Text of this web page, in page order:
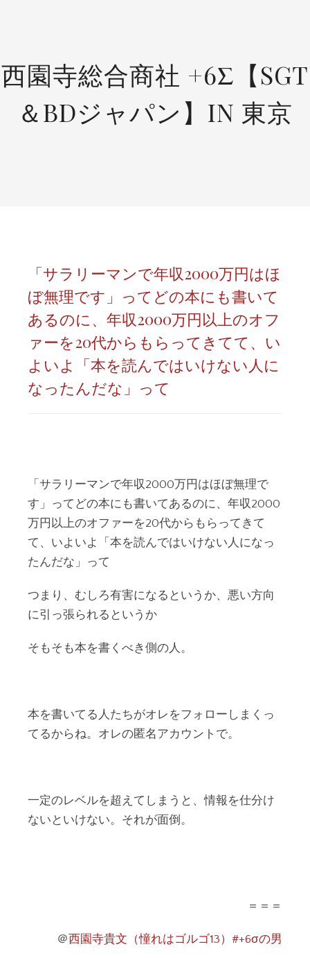
西園寺総合商社 +6Σ【SGT
＆BDジャパン】IN 東京
「サラリーマンで年収2000万円はほ
ぼ無理です」ってどの本にも書いて
あるのに、年収2000万円以上のオフ
ァーを20代からもらってきてて、い
よいよ「本を読んではいけない人に
なったんだな」って
「サラリーマンで年収2000万円はほぼ無理で
す」ってどの本にも書いてあるのに、年収2000
万円以上のオファーを20代からもらってきて
て、いよいよ「本を読んではいけない人になっ
たんだな」って
つまり、むしろ有害になるというか、悪い方向
に引っ張られるというか
そもそも本を書くべき側の人。
本を書いてる人たちがオレをフォローしまくっ
てるからね。オレの匿名アカウントで。
一定のレベルを超えてしまうと、情報を仕分け
ないといけない。それが面倒。
＝＝＝
＠西園寺貴文（憧れはゴルゴ13）#+6σの男